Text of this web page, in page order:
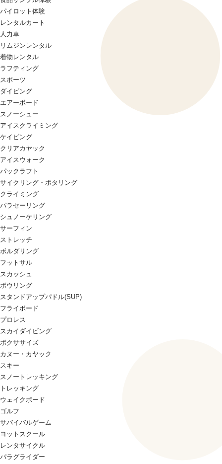
パイロット体験
レンタルカート
人力車
リムジンレンタル
着物レンタル
ラフティング
スポーツ
ダイビング
エアーボード
スノーシュー
アイスクライミング
ケイビング
クリアカヤック
アイスウォーク
パックラフト
サイクリング・ポタリング
クライミング
パラセーリング
シュノーケリング
サーフィン
ストレッチ
ボルダリング
フットサル
スカッシュ
ボウリング
スタンドアップパドル(SUP)
フライボード
プロレス
スカイダイビング
ボクササイズ
カヌー・カヤック
スキー
スノートレッキング
トレッキング
ウェイクボード
ゴルフ
サバイバルゲーム
ヨットスクール
レンタサイクル
パラグライダー